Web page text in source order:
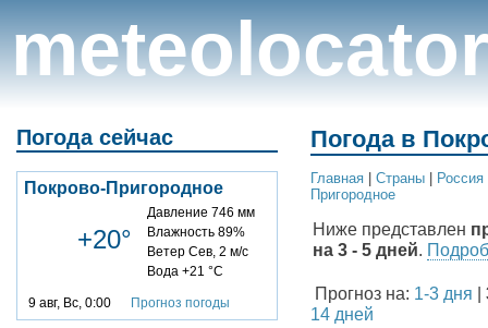
meteolocator
Погода сейчас
Покрово-Пригородное
+20°
Давление 746 мм
Влажность 89%
Ветер Сев, 2 м/с
Вода +21 °C
9 авг, Вс, 0:00 Прогноз погоды
Погода в
Главная Cтраны Россия
Пригородное
Ниже представлен
на 3 - 5 дней.
Прогноз на: 1-3 дня
14 дней